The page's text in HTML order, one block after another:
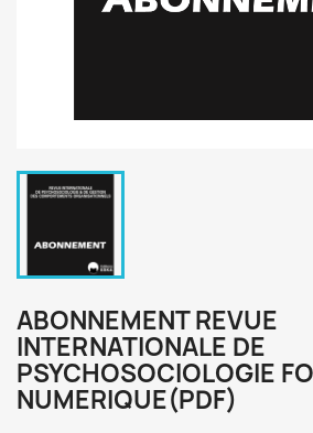
ABONNEMENT REVUE
INTERNATIONALE DE
PSYCHOSOCIOLOGIE
NUMERIQUE(PDF)